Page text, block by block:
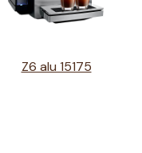
Z6 alu 15175